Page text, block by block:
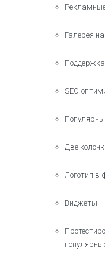
Галерея
SEO-
Две
Логотип в
Виджеты